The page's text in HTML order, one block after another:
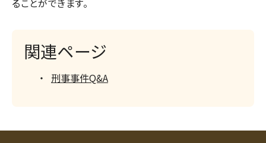
関連ページ
刑事事件Q&A